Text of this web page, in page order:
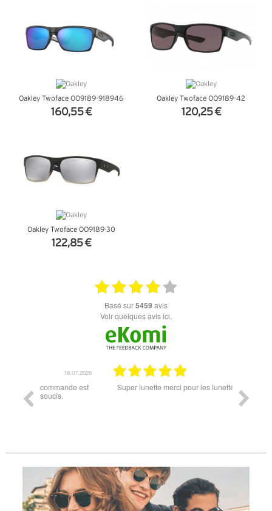
Oakley Twoface OO9189-918946
160,55 €
Oakley Twoface OO9189-42
120,25 €
Oakley Twoface OO9189-30
122,85 €
basé sur5459 avis
Voir quelques avis ici.
Super lunette merci pour les lunettes pour l'éclipse